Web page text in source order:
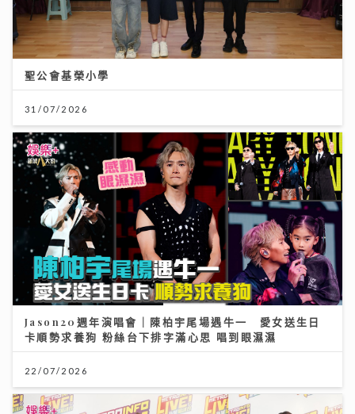
聖公會基榮小學
31/07/2026
Jason20週年演唱會｜陳柏宇尾場遇牛一 愛女送生日
卡順勢求養狗 粉絲台下排字滿心思 唱到眼濕濕
22/07/2026